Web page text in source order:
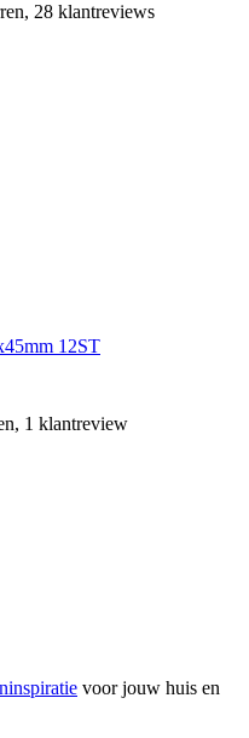
28 klantreviews
12ST
1 klantreview
voor jouw huis en